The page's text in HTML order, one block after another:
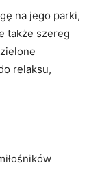
⁢na ⁢jego parki,
także szereg
relaksu,